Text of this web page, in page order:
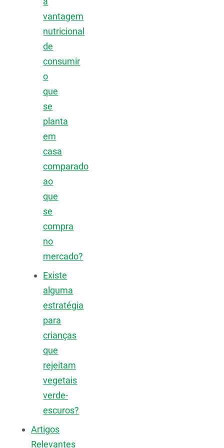
vantagem
nutricional
de
consumir
o
que
se
planta
em
casa
comparado
ao
que
se
compra
no
mercado?
Existe
alguma
estratégia
para
crianças
que
rejeitam
vegetais
verde-
escuros?
Artigos
Relevantes